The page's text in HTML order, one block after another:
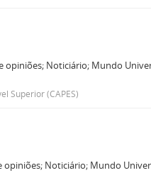
opiniões; Noticiário; Mundo
Superior (CAPES)
Noticiário; Mundo